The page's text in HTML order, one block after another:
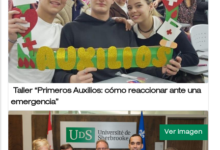
El jueves 28 de septiembre se llevó a cabo la clausura del
Seminario “Malvinas a 41 años, La Gesta que dejó los héroes
caminando entre nosotros...
NOTICIAS USAL VIERNES 6 OCTUBRE 2023
Taller “Primeros Auxilios: cómo reaccionar ante una
emergencia”
06/10/2023 - 08:05
SECRETARÍA DE INGRESO Y DE VINCULACIÓN
INSTITUCIONAL